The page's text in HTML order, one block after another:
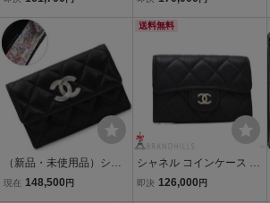
フラップ ウォレット 現行
品 ココマーク 定価18150
0円 袋付
ディース 中古A品
（新品・未使用品）シャ
ネル CHANEL ココマーク
現在 148,500 円
送料無料
シャネル コインケース ク
ラシック ジップ カードホ
即決 126,000 円